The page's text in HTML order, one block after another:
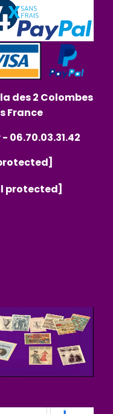
des 2 Colombes
France
- 06.70.03.31.42
protected]